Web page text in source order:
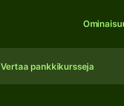
Vertaa pankkikursseja